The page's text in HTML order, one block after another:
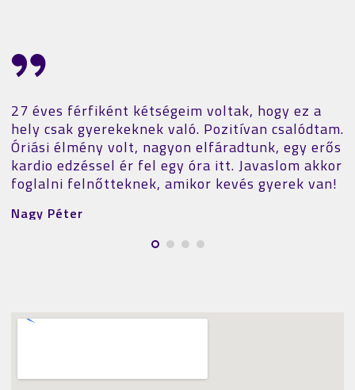
27 éves férfiként kétségeim voltak, hogy ez a
hely csak gyerekeknek való. Pozitívan csalódtam.
Óriási élmény volt, nagyon elfáradtunk, egy erős
kardio edzéssel ér fel egy óra itt. Javaslom akkor
foglalni felnőtteknek, amikor kevés gyerek van!
Nagy Péter